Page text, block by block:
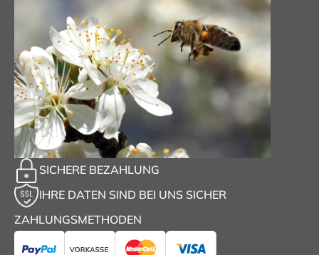
SICHERE BEZAHLUNG
IHRE DATEN SIND BEI UNS SICHER
ZAHLUNGSMETHODEN